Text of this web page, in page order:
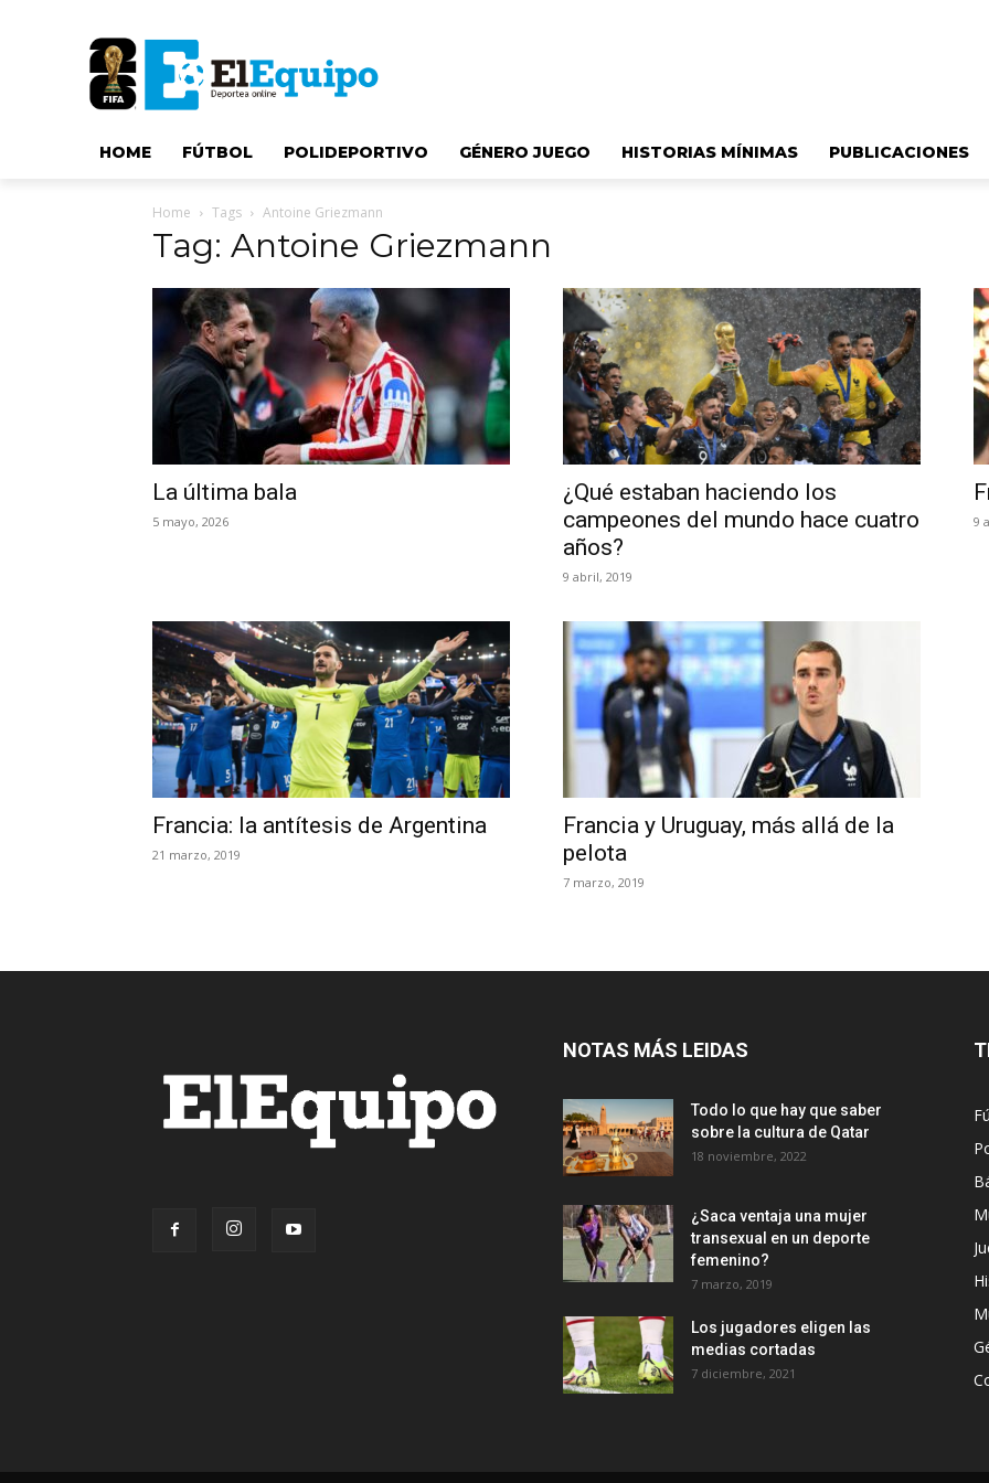
HOME FÚTBOL POLIDEPORTIVO GÉNERO JUEGO HISTORIAS MÍNIMAS PUBLICACIONES
Home Tags Antoine Griezmann
Tag: Antoine Griezmann
La última bala
5 mayo, 2026
¿Qué estaban haciendo los
campeones del mundo hace cuatro
años?
9 abril, 2019
9
Francia: la antítesis de Argentina
21 marzo, 2019
Francia y Uruguay, más allá de la
pelota
7 marzo, 2019
NOTAS MÁS LEIDAS
Todo lo que hay que saber
sobre la cultura de Qatar
18 noviembre, 2022
¿Saca ventaja una mujer
transexual en un deporte
femenino?
7 marzo, 2019
Los jugadores eligen las
medias cortadas
7 diciembre, 2021